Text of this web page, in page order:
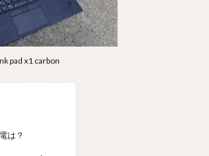
pad x1 carbon
は？